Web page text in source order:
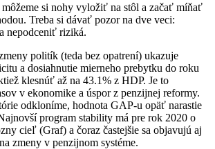
môžeme si nohy vyložiť na stôl a začať míňať
Treba si dávať pozor na dve veci:
nepodceniť riziká.
politík (teda bez opatrení) ukazuje
a dosiahnutie mierneho prebytku do roku
klesnúť až na 43.1% z HDP. Je to
v ekonomike a úspor z penzijnej reformy.
odkloníme, hodnota GAP-u opäť narastie
program stability má pre rok 2020 o
cieľ (Graf) a čoraz častejšie sa objavujú aj
zmeny v penzijnom systéme.